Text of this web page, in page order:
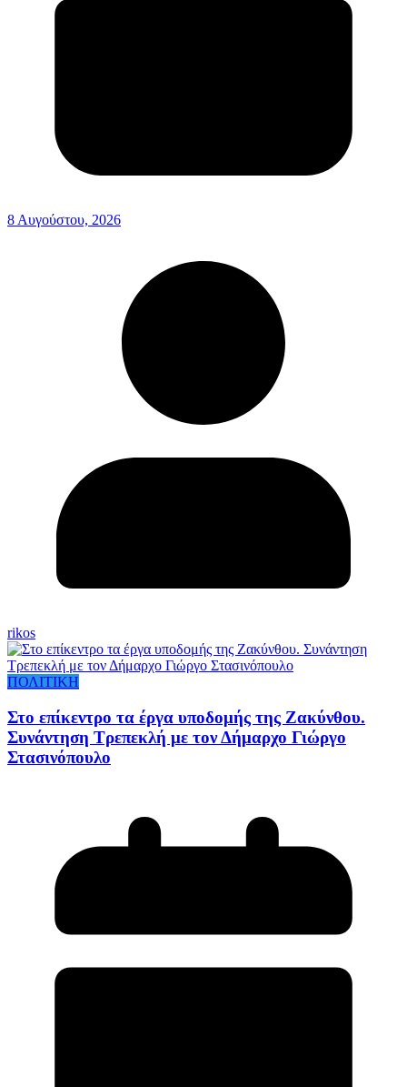
8 Αυγούστου, 2026
rikos
ΠΟΛΙΤΙΚΗ
Στο επίκεντρο τα έργα υποδομής της Ζακύνθου.
Συνάντηση Τρεπεκλή με τον Δήμαρχο Γιώργο
Στασινόπουλο